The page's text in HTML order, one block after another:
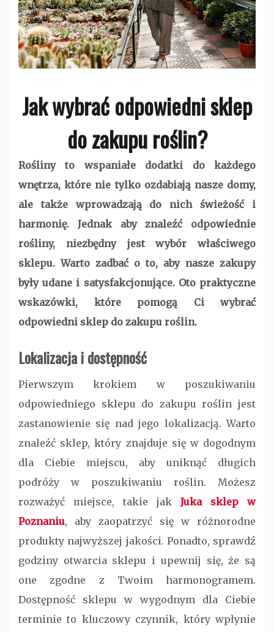
Jak wybrać odpowiedni sklep
do zakupu roślin?
Rośliny to wspaniałe dodatki do każdego
wnętrza, które nie tylko ozdabiają nasze domy,
ale także wprowadzają do nich świeżość i
harmonię. Jednak aby znaleźć odpowiednie
rośliny, niezbędny jest wybór właściwego
sklepu. Warto zadbać o to, aby nasze zakupy
były udane i satysfakcjonujące. Oto praktyczne
wskazówki, które pomogą Ci wybrać
odpowiedni sklep do zakupu roślin.
Lokalizacja i dostępność
Pierwszym krokiem w poszukiwaniu
odpowiedniego sklepu do zakupu roślin jest
zastanowienie się nad jego lokalizacją. Warto
znaleźć sklep, który znajduje się w dogodnym
dla Ciebie miejscu, aby uniknąć długich
podróży w poszukiwaniu roślin. Możesz
rozważyć miejsce, takie jak Juka sklep w
Poznaniu, aby zaopatrzyć się w różnorodne
produkty najwyższej jakości. Ponadto, sprawdź
godziny otwarcia sklepu i upewnij się, że są
one zgodne z Twoim harmonogramem.
Dostępność sklepu w wygodnym dla Ciebie
terminie to kluczowy czynnik, który wpłynie